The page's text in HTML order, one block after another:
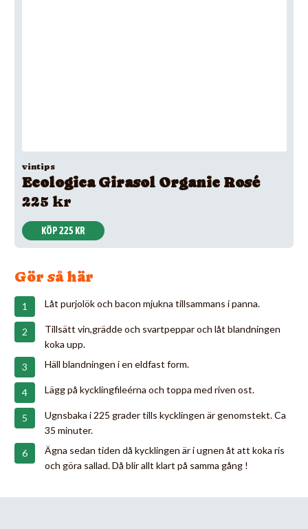
vintips
Ecologica Girasol Organic Rosé
225 kr
KÖP 225 KR
Gör så här
Låt purjolök och bacon mjukna tillsammans i panna.
Tillsätt vin,grädde och svartpeppar och låt blandningen
koka upp.
Häll blandningen i en eldfast form.
Lägg på kycklingfileérna och toppa med riven ost.
Ugnsbaka i 225 grader tills kycklingen är genomstekt. Ca
35 minuter.
Ägna sedan tiden då kycklingen är i ugnen åt att koka ris
och göra sallad. Då blir allt klart på samma gång !